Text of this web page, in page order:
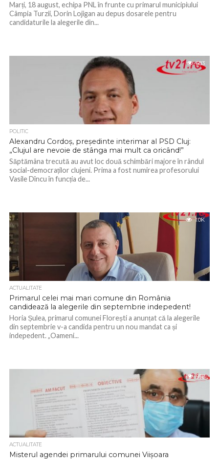
Marți, 18 august, echipa PNL în frunte cu primarul municipiului
Câmpia Turzii, Dorin Lojigan au depus dosarele pentru
candidaturile la alegerile din...
683
POLITIC
Alexandru Cordoș, președinte interimar al PSD Cluj:
„Clujul are nevoie de stânga mai mult ca oricând!”
Săptămâna trecută au avut loc două schimbări majore în rândul
social-democraților clujeni. Prima a fost numirea profesorului
Vasile Dîncu în funcția de...
1.0K
ACTUALITATE
Primarul celei mai mari comune din România
candidează la alegerile din septembrie indepedent!
Horia Șulea, primarul comunei Florești a anunțat că la alegerile
din septembrie v-a candida pentru un nou mandat ca și
indepedent. „Oameni...
958
ACTUALITATE
Misterul agendei primarului comunei Viișoara